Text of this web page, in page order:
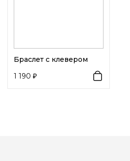
Браслет с клевером
1 190